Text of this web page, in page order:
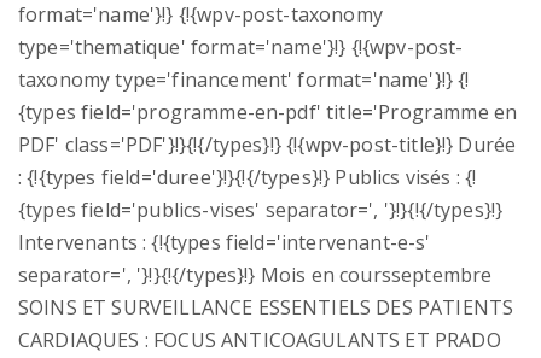
format='name'}!} {!{wpv-post-taxonomy
type='thematique' format='name'}!} {!{wpv-post-
taxonomy type='financement' format='name'}!} {!
{types field='programme-en-pdf' title='Programme en
PDF' class='PDF'}!}{!{/types}!} {!{wpv-post-title}!} Durée
: {!{types field='duree'}!}{!{/types}!} Publics visés : {!
{types field='publics-vises' separator=', '}!}{!{/types}!}
Intervenants : {!{types field='intervenant-e-s'
separator=', '}!}{!{/types}!} Mois en coursseptembre
SOINS ET SURVEILLANCE ESSENTIELS DES PATIENTS
CARDIAQUES : FOCUS ANTICOAGULANTS ET PRADO